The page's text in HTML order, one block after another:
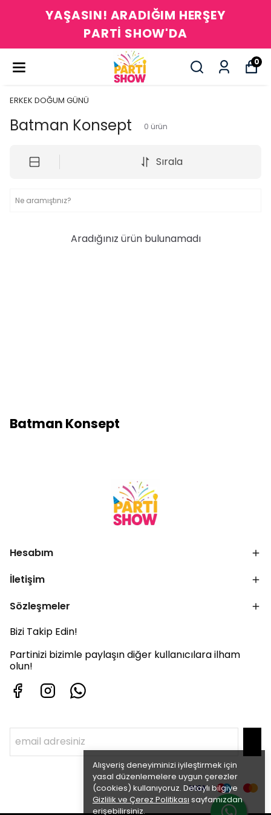
YAŞASIN! ARADIĞIM HERŞEY
PARTİ SHOW'DA
0
Alışveriş deneyiminizi iyileştirmek için
yasal düzenlemelere uygun çerezler
(cookies) kullanıyoruz. Detaylı bilgiye
Gizlilik ve Çerez Politikası sayfamızdan
erişebilirsiniz.
ERKEK DOĞUM GÜNÜ
Batman Konsept 0 ürün
Sırala
Aradığınız ürün bulunamadı
Batman Konsept
Hesabım
İletişim
Sözleşmeler
Bizi Takip Edin!
Partinizi bizimle paylaşın diğer kullanıcılara ilham
olun!